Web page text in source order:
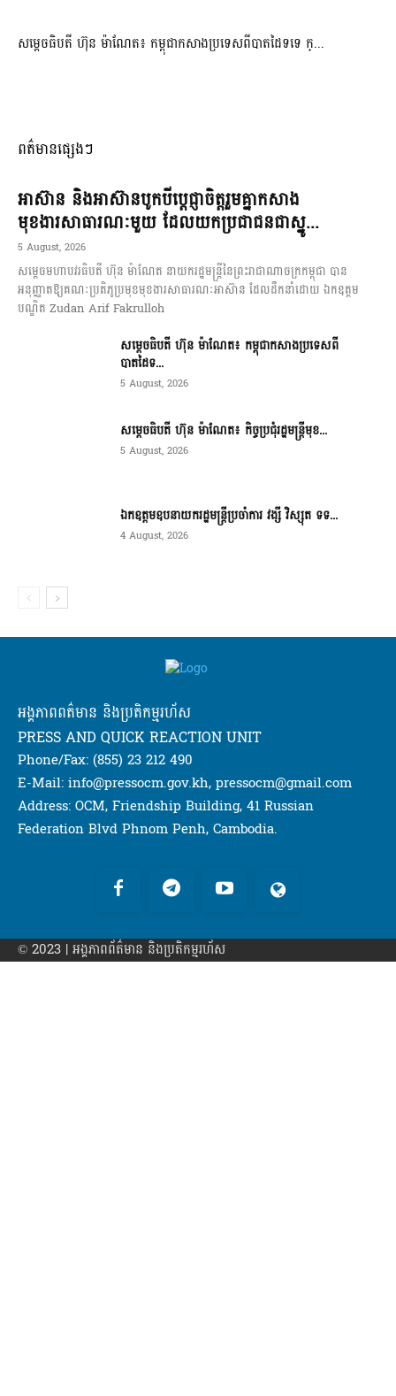
សម្ដេចធិបតី ហ៊ុន ម៉ាណែត៖ កម្ពុជាកសាងប្រទេសពីបាតដៃទទេ ក្...
ពត៌មានផ្សេងៗ
អាស៊ាន និងអាស៊ានបូកបីប្តេជ្ញាចិត្តរួមគ្នាកសាង
មុខងារសាធារណៈមួយ ដែលយកប្រជាជនជាស្នូ...
5 August, 2026
សម្តេចមហាបវរធិបតី ហ៊ុន ម៉ាណែត នាយករដ្ឋមន្ត្រីនៃព្រះរាជាណាចក្រកម្ពុជា បាន
អនុញ្ញាតឱ្យគណៈប្រតិភូប្រមុខមុខងារសាធារណៈអាស៊ាន ដែលដឹកនាំដោយ ឯកឧត្តម
បណ្ឌិត Zudan Arif Fakrulloh
សម្ដេចធិបតី ហ៊ុន ម៉ាណែត៖ កម្ពុជាកសាងប្រទេសពី
បាតដៃទ...
5 August, 2026
សម្ដេចធិបតី ហ៊ុន ម៉ាណែត៖ កិច្ចប្រជុំរដ្ឋមន្ត្រីមុខ...
5 August, 2026
ឯកឧត្តមឧបនាយករដ្ឋមន្ត្រីប្រចាំការ វង្សី វិស្សុត ទទ...
4 August, 2026
អង្គភាពពត៌មាន និងប្រតិកម្មរហ័ស
PRESS AND QUICK REACTION UNIT
Phone/Fax: (855) 23 212 490
E-Mail: info@pressocm.gov.kh, pressocm@gmail.com
Address: OCM, Friendship Building, 41 Russian
Federation Blvd Phnom Penh, Cambodia.
© 2023 | អង្គភាព​ព័ត៌មាន​ និងប្រតិកម្មរហ័ស